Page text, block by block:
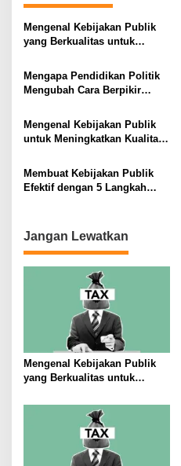
a
s
i
p
o
s
Mengenal Kebijakan Publik
yang Berkualitas untuk
Masyarakat
Mengapa Pendidikan Politik
Mengubah Cara Berpikir
Mengenal Kebijakan Publik
untuk Meningkatkan Kualitas
Membuat Kebijakan Publik
Efektif dengan 5 Langkah
Jangan Lewatkan
Mengenal Kebijakan Publik
yang Berkualitas untuk
Masyarakat